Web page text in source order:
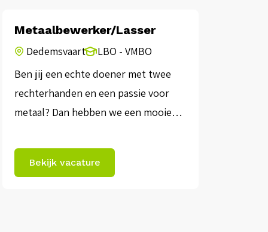
Metaalbewerker/Lasser
Dedemsvaart
LBO - VMBO
Ben jij een echte doener met twee
rechterhanden en een passie voor
metaal? Dan hebben we een mooie
opdrachtgever zoeken we een
Metaalbewerker/Lasser die houdt van
Bekijk vacature